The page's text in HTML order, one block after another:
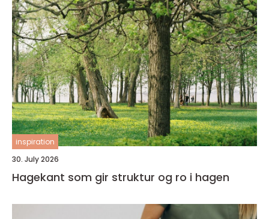
inspiration
30. July 2026
Hagekant som gir struktur og ro i hagen